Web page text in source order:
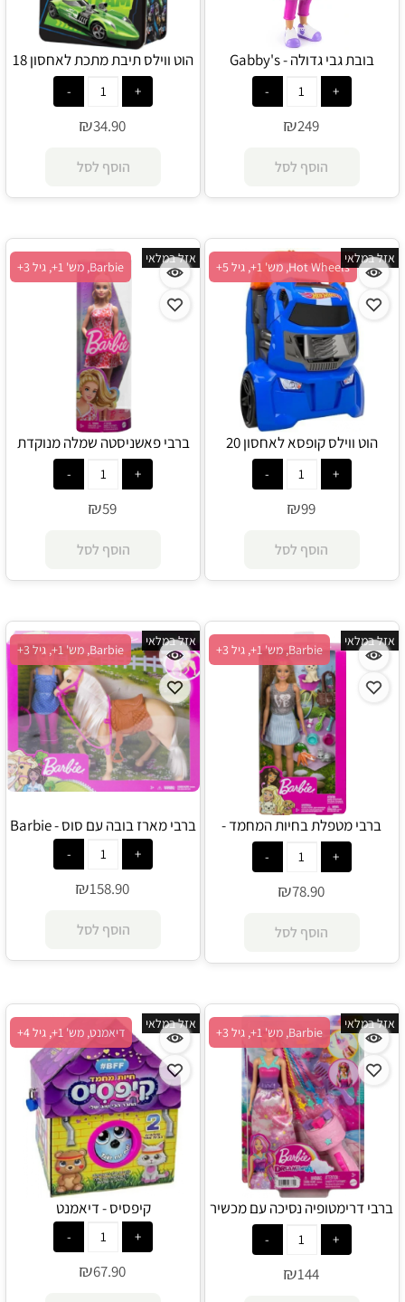
בובת גבי גדולה - Gabby's
Dollhouse
₪249
הוסף לסל
הוט ווילס תיבת מתכת לאחסון 18
מכוניות - Hot Wheels
₪34.90
הוסף לסל
Hot Wheels, מש' 1+, גיל 5+
אזל במלאי
הוט ווילס קופסא לאחסון 20
מכוניות - Hot Wheels
₪99
הוסף לסל
Barbie, מש' 1+, גיל 3+
אזל במלאי
ברבי פאשניסטה שמלה מנוקדת
אדום וורוד - Barbie
₪59
הוסף לסל
Barbie, מש' 1+, גיל 3+
אזל במלאי
ברבי מטפלת בחיות המחמד -
Barbie
₪78.90
הוסף לסל
Barbie, מש' 1+, גיל 3+
אזל במלאי
ברבי מארז בובה עם סוס - Barbie
₪158.90
הוסף לסל
Barbie, מש' 1+, גיל 3+
אזל במלאי
ברבי דרימטופיה נסיכה עם מכשיר
לעיצוב שיער - Barbie
₪144
דיאמנט, מש' 1+, גיל 4+
אזל במלאי
קיפסיס - דיאמנט
₪67.90